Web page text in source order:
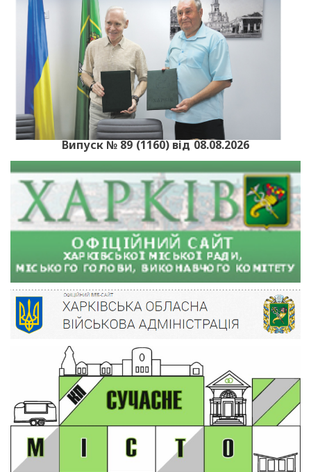
Випуск № 89 (1160) від 08.08.2026